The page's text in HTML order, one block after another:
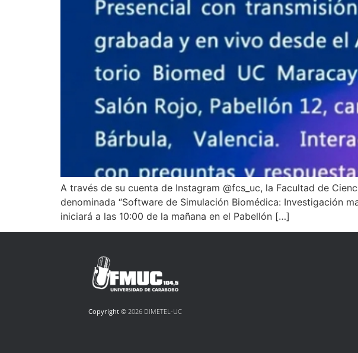
A través de su cuenta de Instagram @fcs_uc, la Facultad de
denominada “Software de Simulación Biomédica: Investigación
iniciará a las 10:00 de la mañana en el Pabellón […]
Copyright ©2026 DIMETEL-UC